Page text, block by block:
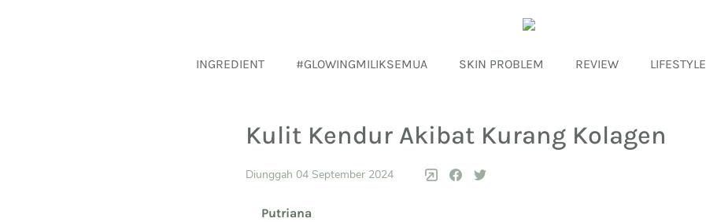
INGREDIENT #GLOWINGMILIKSEMUA SKIN PROBLEM REVIEW LIFESTYLE
Kulit Kendur Akibat Kurang Kolagen
Diunggah 04 September 2024
Putriana